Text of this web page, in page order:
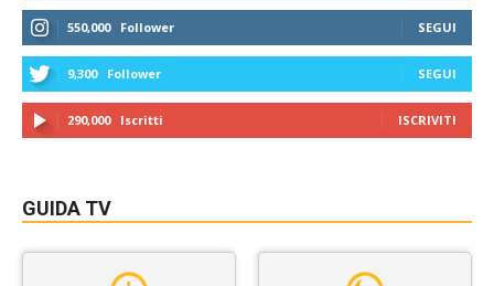
550,000 Follower SEGUI
9,300 Follower SEGUI
290,000 Iscritti ISCRIVITI
GUIDA TV